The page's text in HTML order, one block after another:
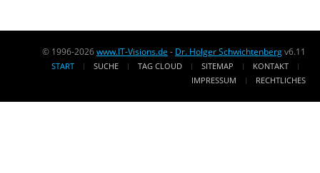
© 1996-2026www.IT-Visions.de - Dr. Holger Schwichtenbergv6.11
START SUCHE TAG CLOUD SITEMAP
KONTAKT
IMPRESSUM
RECHTLICHES